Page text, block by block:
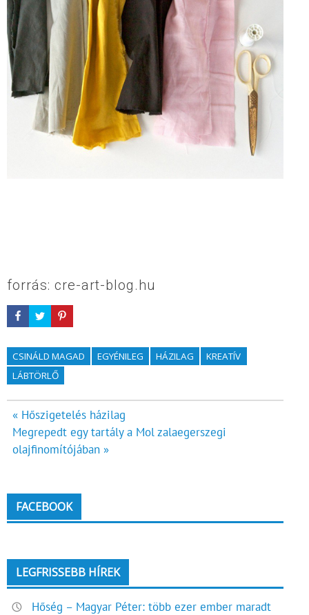
forrás: cre-art-blog.hu
CSINÁLD MAGAD EGYÉNILEG HÁZILAG
KREATÍV
LÁBTÖRLŐ
Bejegyzés
navigáció
« Hőszigetelés házilag
Megrepedt egy tartály a Mol zalaegerszegi
olajfinomítójában »
FACEBOOK
LEGFRISSEBB HÍREK
Hőség – Magyar Péter: több ezer ember maradt